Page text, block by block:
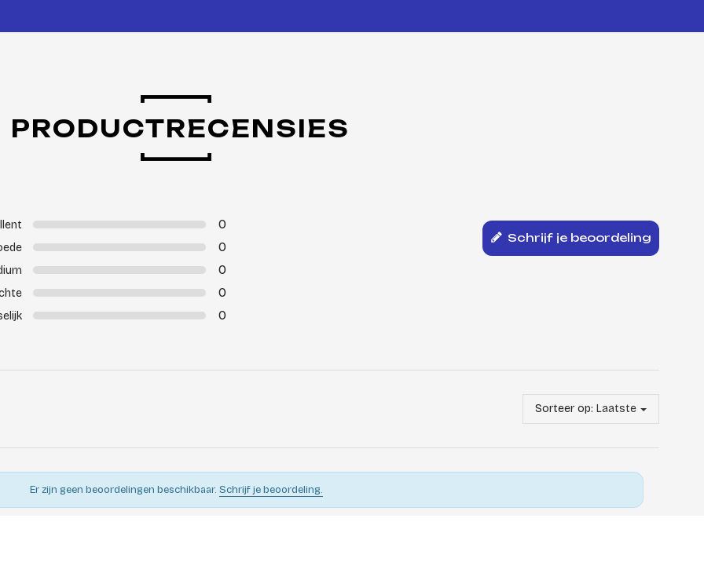
PRODUCTRECENSIES
0
0
0
0
0
Schrijf je beoordeling
Sorteer op: Laatste
Er zijn geen beoordelingen beschikbaar. Schrijf je beoordeling.